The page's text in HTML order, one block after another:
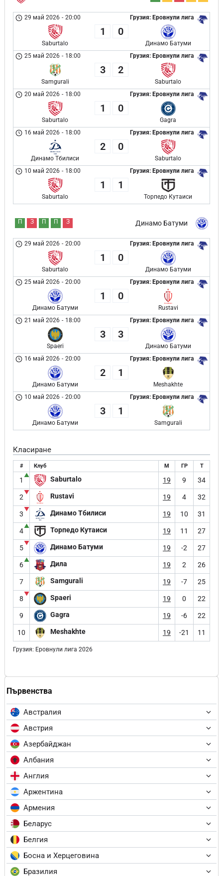
Първенства
Австралия
Австрия
Азербайджан
Албания
Англия
Аржентина
Армения
Беларус
Белгия
Босна и Херцеговина
Бразилия
Грузия: Еровнули лига
29 май 2026 - 20:00
Saburtalo
1 0
Динамо Батуми
Грузия: Еровнули лига
25 май 2026 - 18:00
Samgurali
3 2
Saburtalo
Грузия: Еровнули лига
20 май 2026 - 18:00
Saburtalo
1 0
Gagra
Грузия: Еровнули лига
16 май 2026 - 18:00
Динамо Тбилиси
2 0
Saburtalo
Грузия: Еровнули лига
10 май 2026 - 18:00
Saburtalo
1 1
Торпедо Кутаиси
Динамо Батуми
П З П П З
Грузия: Еровнули лига
29 май 2026 - 20:00
Saburtalo
1 0
Динамо Батуми
Грузия: Еровнули лига
25 май 2026 - 20:00
Динамо Батуми
1 0
Rustavi
Грузия: Еровнули лига
21 май 2026 - 18:00
Spaeri
3 3
Динамо Батуми
Грузия: Еровнули лига
16 май 2026 - 20:00
Динамо Батуми
2 1
Meshakhte
Грузия: Еровнули лига
10 май 2026 - 20:00
Динамо Батуми
3 1
Samgurali
Класиране
# Клуб М ГР Т
1
▲ Saburtalo 19 9 34
2
▼ Rustavi 19 4 32
3
▼ Динамо Тбилиси 19 10 31
4
▲ Торпедо Кутаиси 19 11 27
5
▼ Динамо Батуми 19 -2 27
6
▲ Дила 19 2 26
7 Samgurali 19 -7 25
8
▼ Spaeri 19 0 22
9 Gagra 19 -6 22
10 Meshakhte 19 -21 11
Грузия: Еровнули лига 2026